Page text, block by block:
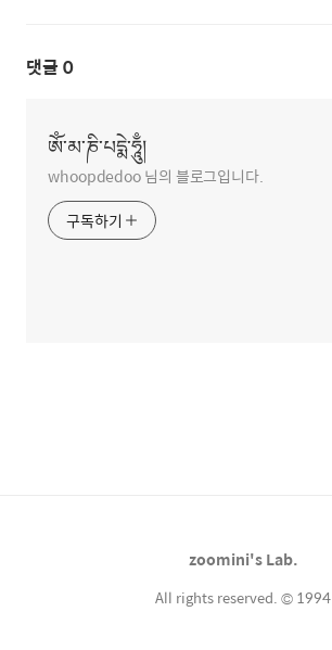
댓글 0
ཨོཾ་མ་ཎི་པདྨེ་ཧཱུྃ།
whoopdedoo 님의 블로그입니다.
구독하기
zoomini's Lab.
All rights reserved. © 1994